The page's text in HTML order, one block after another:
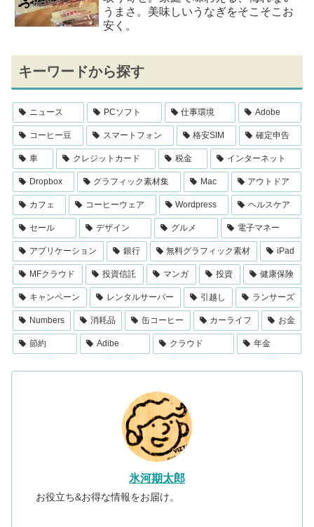
うまさ。美味しいうなぎをそこそこお
安く。
キーワードから探す
ニュース PCソフト 仕事環境 Adobe
コーヒー豆 スマートフォン 格安SIM 確定申告
車 クレジットカード 税金 インターネット
Dropbox グラフィック素材集 Mac アウトドア
カフェ コーヒーウェア Wordpress ヘルスケア
セール デザイン グルメ 電子マネー
アプリケーション 銀行 無料グラフィック素材 iPad
MFクラウド 投資信託 マンガ 投資 健康保険
キャンペーン レンタルサーバー 引越し ランサーズ
Numbers 消耗品 缶コーヒー カーライフ お金
節約 Adibe クラウド 年金
氷河期太郎
お役立ち&お得な情報をお届け。